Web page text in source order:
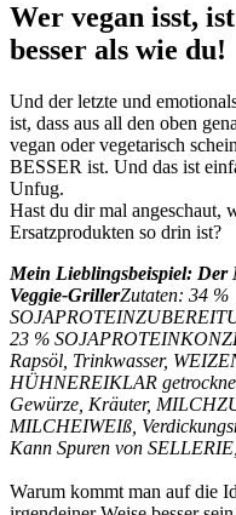
Wer vegan isst,
besser als wie du!
Und der letzte und
ist, dass aus all den oben
vegan oder vegetarisch
BESSER ist. Und das ist
Unfug.
Hast du dir mal angeschaut,
Ersatzprodukten so drin ist?
Mein Lieblingsbeispiel: Der
Veggie-GrillerZutaten: 34 %
23 %
Rapsöl, Trinkwasser,
HÜHNEREIKLAR
Gewürze, Kräuter,
MILCHEIWEIß,
Kann Spuren von
Warum kommt man auf die